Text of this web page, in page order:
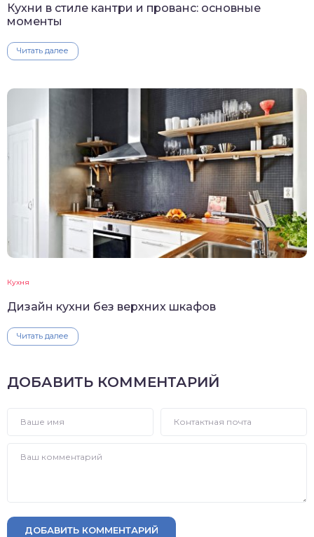
Кухни в стиле кантри и прованс: основные
моменты
Читать далее
Кухня
Дизайн кухни без верхних шкафов
Читать далее
ДОБАВИТЬ КОММЕНТАРИЙ
ДОБАВИТЬ КОММЕНТАРИЙ